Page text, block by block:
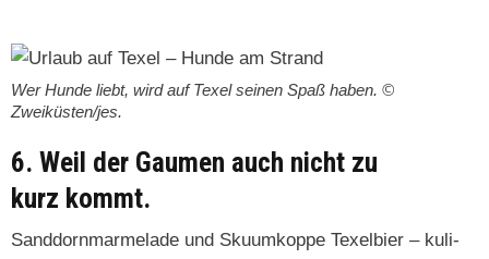
Wer Hunde liebt, wird auf Tex­el seinen Spaß haben. ©
Zweiküsten/jes.
6. Weil der Gaumen auch nicht zu
kurz kommt.
Sand­dorn­marme­lade und Sku­umkoppe Tex­el­bier – kuli­